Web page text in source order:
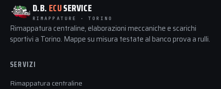
D.B. ECUSERVICE
RIMAPPATURE · TORINO
Rimappatura centraline, elaborazioni meccaniche e scarichi
sportivi a Torino. Mappe su misura testate al banco prova a rulli.
SERVIZI
Rimappatura centraline